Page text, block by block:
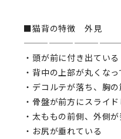
■猫背の特徴 外見
・頭が前に付き出ている
・背中の上部が丸くなっ
・デコルテが落ち、胸
・骨盤が前方にスライ
・太ももの前側、外側
・お尻が垂れている